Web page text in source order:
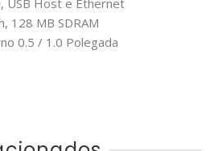
USB Host e Ethernet
128 MB SDRAM
0.5 / 1.0 Polegada